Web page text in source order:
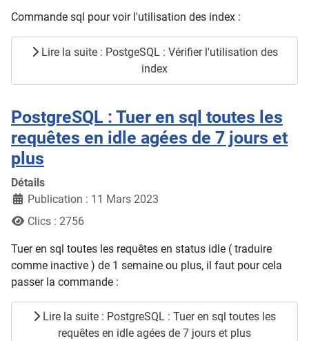
Commande sql pour voir l'utilisation des index :
Lire la suite : PostgeSQL : Vérifier l'utilisation des
index
PostgreSQL : Tuer en sql toutes les
requêtes en idle agées de 7 jours et
plus
Détails
Publication : 11 Mars 2023
Clics : 2756
Tuer en sql toutes les requêtes en status idle ( traduire
comme inactive ) de 1 semaine ou plus, il faut pour cela
passer la commande :
Lire la suite : PostgreSQL : Tuer en sql toutes les
requêtes en idle agées de 7 jours et plus